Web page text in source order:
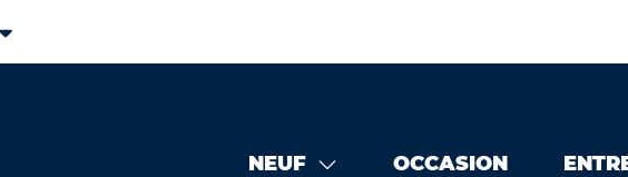
NEUF OCCASION